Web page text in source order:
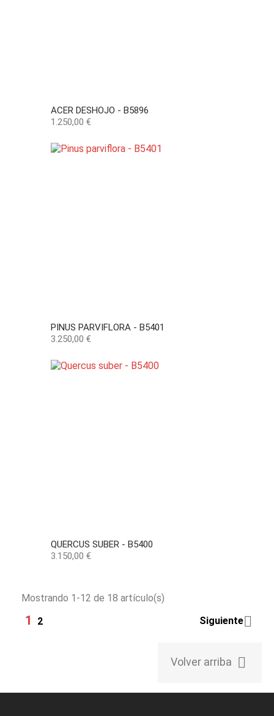
ACER DESHOJO - B5896
Precio
1.250,00 €
PINUS PARVIFLORA - B5401
Precio
3.250,00 €
QUERCUS SUBER - B5400
Precio
3.150,00 €
Mostrando 1-12 de 18 artículo(s)
1 2 Siguiente
Volver arriba 